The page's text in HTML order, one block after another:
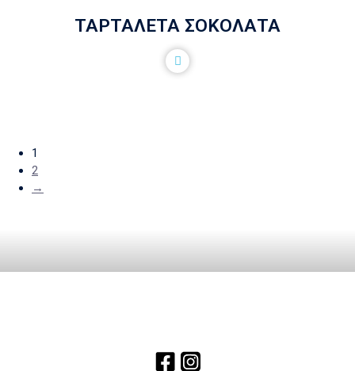
ΤΑΡΤΑΛΕΤΑ ΣΟΚΟΛΑΤΑ
1
2
→